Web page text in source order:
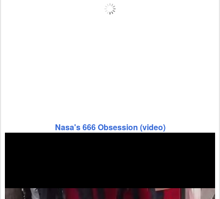
Nasa's 666 Obsession (video)